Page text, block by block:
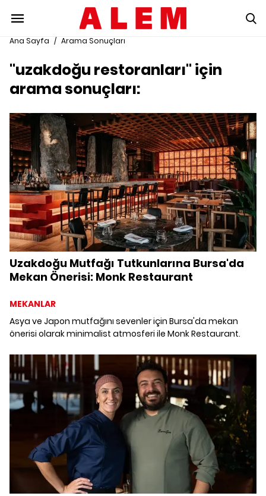
Ana Sayfa / Arama Sonuçları
"uzakdoğu restoranları" için
arama sonuçları:
Uzakdoğu Mutfağı Tutkunlarına Bursa'da
Mekan Önerisi: Monk Restaurant
MEKANLAR
Asya ve Japon mutfağını sevenler için Bursa'da mekan
önerisi olarak minimalist atmosferi ile Monk Restaurant.